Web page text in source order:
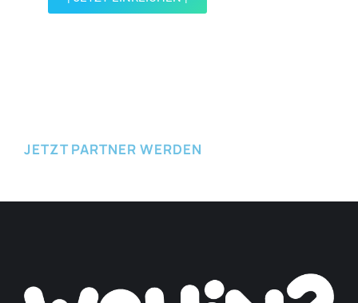
JETZT PARTNER WERDEN